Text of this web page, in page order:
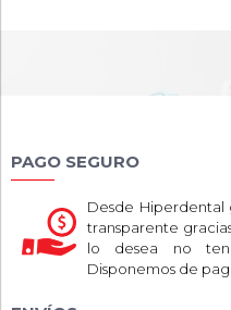
PAGO SEGURO
Desde Hiperdental
transparente
lo desea no
Disponemos de